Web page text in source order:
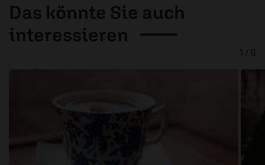
Das könnte Sie auch
interessieren
1 / 6